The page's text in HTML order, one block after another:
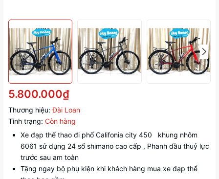
5.800.000₫
Thương hiệu: Đài Loan
Tình trạng: Còn hàng
Xe đạp thể thao đi phố Califonia city 450 khung nhôm
6061 sử dụng 24 số shimano cao cấp , Phanh dầu thuỷ lực
trước sau am toàn
Tặng ngay bộ phụ kiện khi khách hàng mua xe đạp thể